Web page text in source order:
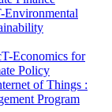
Economics for
Policy
of Things :
Program